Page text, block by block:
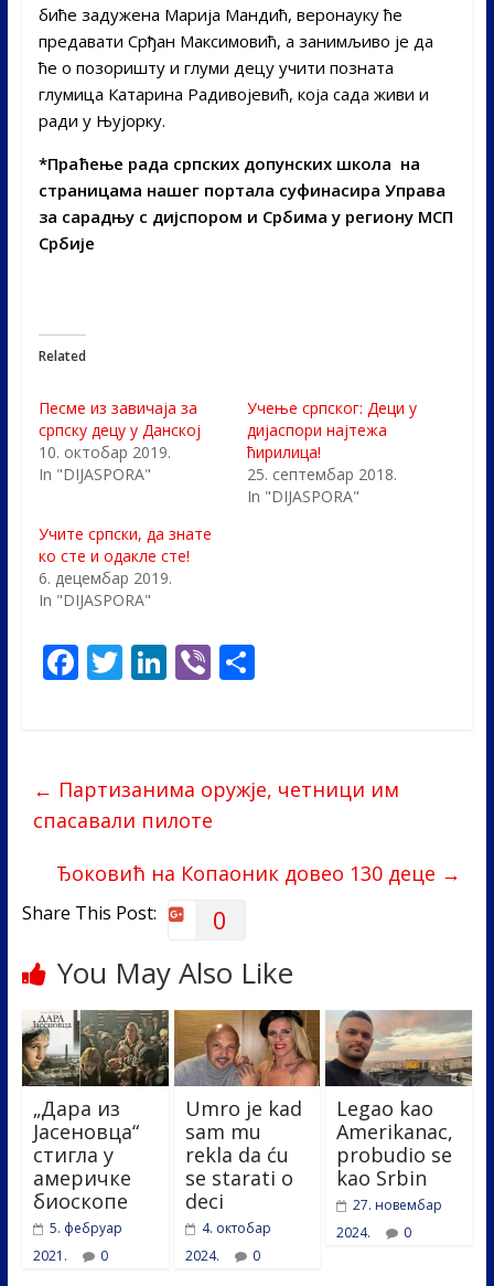
биће задужена Марија Мандић, веронауку ће
предавати Срђан Максимовић, а занимљиво је да
ће о позоришту и глуми децу учити позната
глумица Катарина Радивојевић, која сада живи и
ради у Њујорку.
*Праћење рада српских допунских школа на
страницама нашег портала суфинасира Управа
за сарадњу с дијспором и Србима у региону МСП
Србије
Related
Песме из завичаја за
српску децу у Данској
10. октобар 2019.
In "DIJASPORA"
Учење српског: Деци у
дијаспори најтежа
ћирилица!
25. септембар 2018.
In "DIJASPORA"
Учите српски, да знате
ко сте и одакле сте!
6. децембар 2019.
In "DIJASPORA"
F
ac
o
o
k
T
w
Li
n
dI
n
Vi
b
S
← Партизанима оружје, четници им
спасавали пилоте
Ђоковић на Копаоник довео 130 деце →
Share This Post: 0
You May Also Like
„Дара из
Јасеновца“
стигла у
америчке
биоскопе
5. фебруар
2021.
0
Umro je kad
sam mu
rekla da ću
se starati o
deci
4. октобар
2024.
0
Legao kao
Amerikanac,
probudio se
kao Srbin
27. новембар
2024.
0